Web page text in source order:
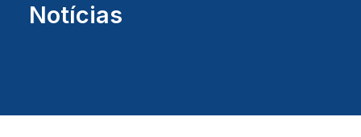
Notícias